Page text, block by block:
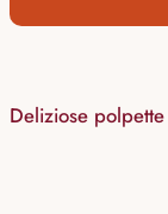
Deliziose